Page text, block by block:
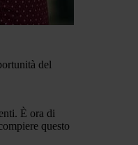
del
È ora di
questo